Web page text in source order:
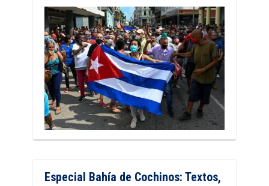
Especial Bahía de Cochinos: Textos,